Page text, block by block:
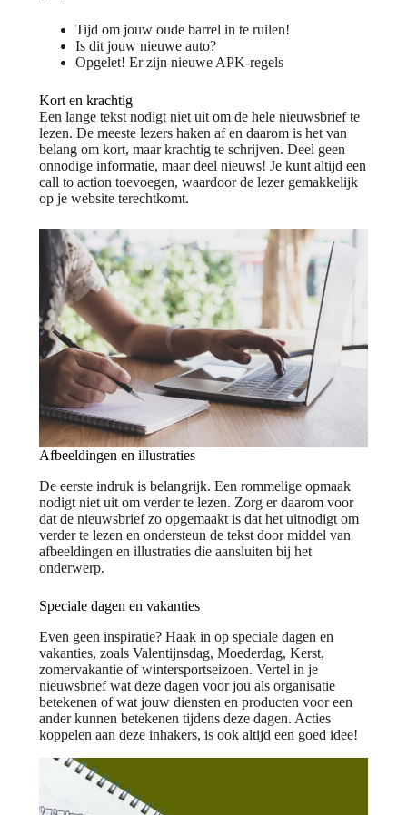
Tijd om jouw oude barrel in te ruilen!
Is dit jouw nieuwe auto?
Opgelet! Er zijn nieuwe APK-regels
Kort en krachtig
Een lange tekst nodigt niet uit om de hele nieuwsbrief te
lezen. De meeste lezers haken af en daarom is het van
belang om kort, maar krachtig te schrijven. Deel geen
onnodige informatie, maar deel nieuws! Je kunt altijd een
call to action toevoegen, waardoor de lezer gemakkelijk
op je website terechtkomt.
Afbeeldingen en illustraties
De eerste indruk is belangrijk. Een rommelige opmaak
nodigt niet uit om verder te lezen. Zorg er daarom voor
dat de nieuwsbrief zo opgemaakt is dat het uitnodigt om
verder te lezen en ondersteun de tekst door middel van
afbeeldingen en illustraties die aansluiten bij het
onderwerp.
Speciale dagen en vakanties
Even geen inspiratie? Haak in op speciale dagen en
vakanties, zoals Valentijnsdag, Moederdag, Kerst,
zomervakantie of wintersportseizoen. Vertel in je
nieuwsbrief wat deze dagen voor jou als organisatie
betekenen of wat jouw diensten en producten voor een
ander kunnen betekenen tijdens deze dagen. Acties
koppelen aan deze inhakers, is ook altijd een goed idee!